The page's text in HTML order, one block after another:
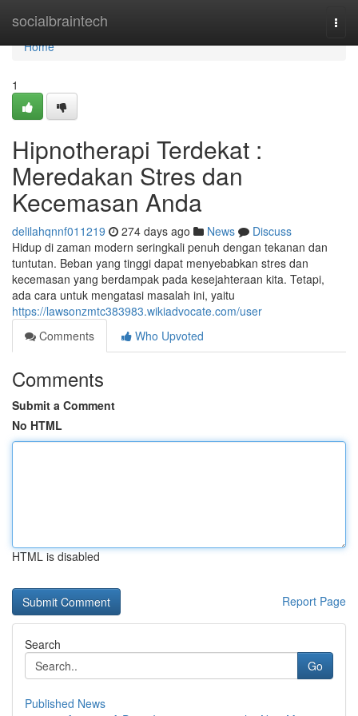
socialbraintech
Home
Home
1
Hipnotherapi Terdekat :
Meredakan Stres dan
Kecemasan Anda
delilahqnnf011219 274 days ago News
Discuss
Hidup di zaman modern seringkali penuh dengan tekanan dan
tuntutan. Beban yang tinggi dapat menyebabkan stres dan
kecemasan yang berdampak pada kesejahteraan kita. Tetapi,
ada cara untuk mengatasi masalah ini, yaitu
https://lawsonzmtc383983.wikiadvocate.com/user
Comments
Who Upvoted
Comments
Submit a Comment
No HTML
HTML is disabled
Report Page
Search
Go
Published News